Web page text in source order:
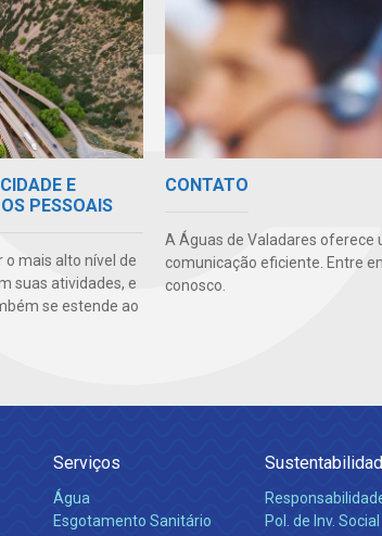
E
PESSOAIS
mais alto nível de
suas atividades, e
se estende ao
CONTATO
A Águas de Valadares oferece
comunicação eficiente. Entre
conosco.
Serviços
Água
Esgotamento Sanitário
Pol. de Inv.